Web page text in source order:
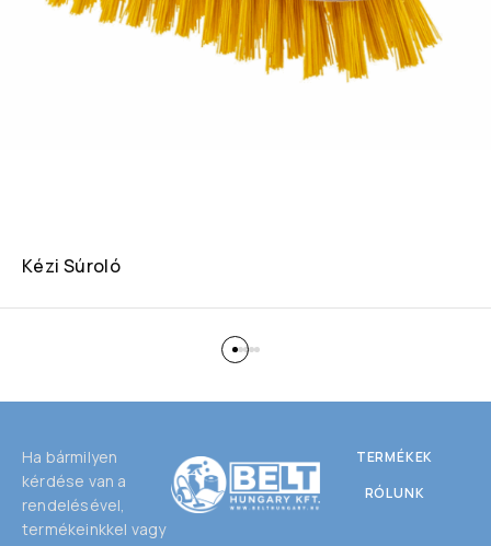
Kézi Súroló
Ha bármilyen
kérdése van a
rendelésével,
termékeinkkel vagy
TERMÉKEK
RÓLUNK